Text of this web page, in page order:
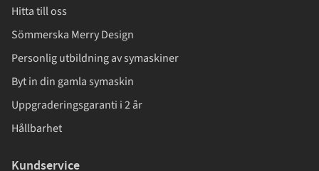
Hitta till oss
Sömmerska Merry Design
Personlig utbildning av symaskiner
Byt in din gamla symaskin
Uppgraderingsgaranti i 2 år
Hållbarhet
Kundservice